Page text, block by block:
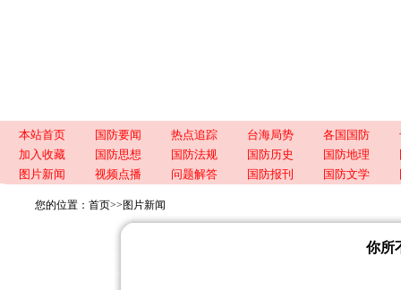
本站首页 国防要闻 热点追踪 台海局势 各国国防
加入收藏
国防思想 国防法规 国防历史 国防地理
图片新闻
视频点播 问题解答 国防报刊 国防文学
您的位置： 首页>> 图片新闻
你所